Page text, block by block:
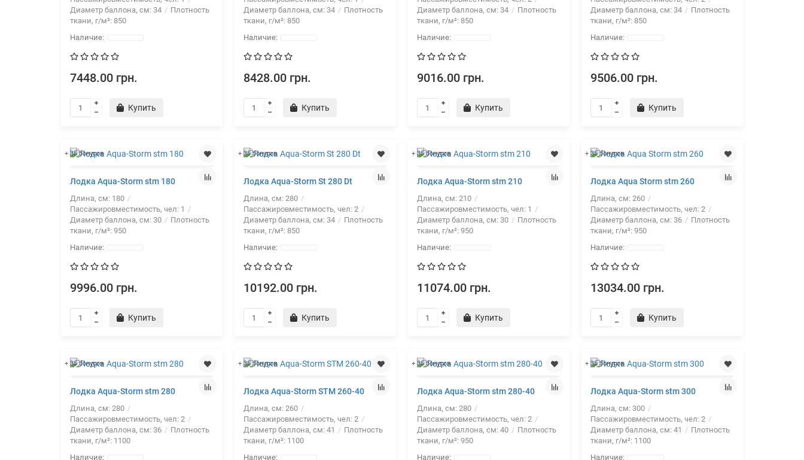
Диаметр баллона, см: 34
Плотность
ткани, г/м²: 850
7448.00 грн.
Купить
Диаметр баллона, см: 34
Плотность
ткани, г/м²: 850
8428.00 грн.
Купить
Диаметр баллона, см: 34
Плотность
ткани, г/м²: 850
9016.00 грн.
Купить
Диаметр баллона, см: 34
Плотность
ткани, г/м²: 850
9506.00 грн.
Купить
+ 35 бонусов
Лодка Aqua-Storm stm 180
Длина, см: 180
Пассажировместимость, чел: 1
Диаметр баллона, см: 30
Плотность
ткани, г/м²: 950
9996.00 грн.
Купить
+ 35 бонусов
Лодка Aqua-Storm St 280 Dt
Длина, см: 280
Пассажировместимость, чел: 2
Диаметр баллона, см: 34
Плотность
ткани, г/м²: 850
10192.00 грн.
Купить
+ 35 бонусов
Лодка Aqua-Storm stm 210
Длина, см: 210
Пассажировместимость, чел: 1
Диаметр баллона, см: 30
Плотность
ткани, г/м²: 950
11074.00 грн.
Купить
+ 35 бонусов
Лодка Aqua Storm stm 260
Длина, см: 260
Пассажировместимость, чел: 2
Диаметр баллона, см: 36
Плотность
ткани, г/м²: 950
13034.00 грн.
Купить
+ 35 бонусов
Лодка Aqua-Storm stm 280
Длина, см: 280
Пассажировместимость, чел: 2
Диаметр баллона, см: 36
Плотность
ткани, г/м²: 1100
+ 35 бонусов
Лодка Aqua-Storm STM 260-40
Длина, см: 260
Пассажировместимость, чел: 2
Диаметр баллона, см: 41
Плотность
ткани, г/м²: 1100
+ 35 бонусов
Лодка Aqua-Storm stm 280-40
Длина, см: 280
Пассажировместимость, чел: 2
Диаметр баллона, см: 40
Плотность
ткани, г/м²: 950
+ 35 бонусов
Лодка Aqua-Storm stm 300
Длина, см: 300
Пассажировместимость, чел: 2
Диаметр баллона, см: 41
Плотность
ткани, г/м²: 1100